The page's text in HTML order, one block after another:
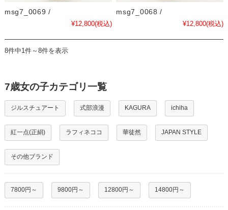
msg7_0069 /
¥12,800(税込)
msg7_0068 /
¥12,800(税込)
8件中1件～8件を表示
7歳女の子カテゴリ一覧
ジルスチュアート 式部浪漫 KAGURA ichiha
紅一点(正絹) ラフィネココ 華徒然 JAPAN STYLE
その他ブランド
7800円～ 9800円～ 12800円～ 14800円～